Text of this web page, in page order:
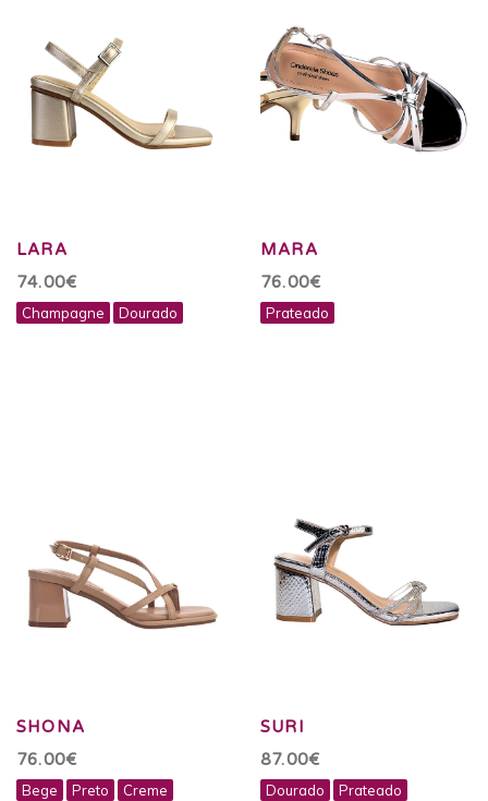
LARA
74.00€
Champagne Dourado
MARA
76.00€
Prateado
SHONA
76.00€
Bege Preto Creme
SURI
87.00€
Dourado Prateado